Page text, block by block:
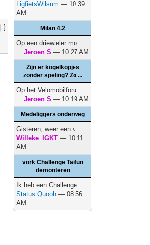
}
LigfietsWilsum — 10:39
AM
Milan 4.2
Op een driewieler mo...
Jeroen S — 10:27 AM
Zijn er kogelkopjes
zonder speling? Zo ...
Op het Velomobilforu...
Jeroen S — 10:19 AM
Medeliggers onderweg
Gisteren, weer een v...
Willeke_IGKT — 10:11
AM
vork Challenge Taifun
demonteren
Ik heb een Challenge...
Status Quooh — 08:56
AM